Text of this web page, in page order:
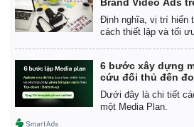
Kinh tế
Bất động sản
Khởi nghiệp
Thị
Giá
Tỷ
Định nghĩa, vị trí hiển
cách thiết lập và tối
6 bước xây dựng
cứu đối thủ đến
Dưới đây là chi tiết
một Media Plan.